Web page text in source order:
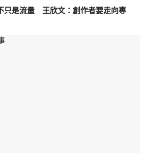
只是流量 王欣文：創作者要走向專